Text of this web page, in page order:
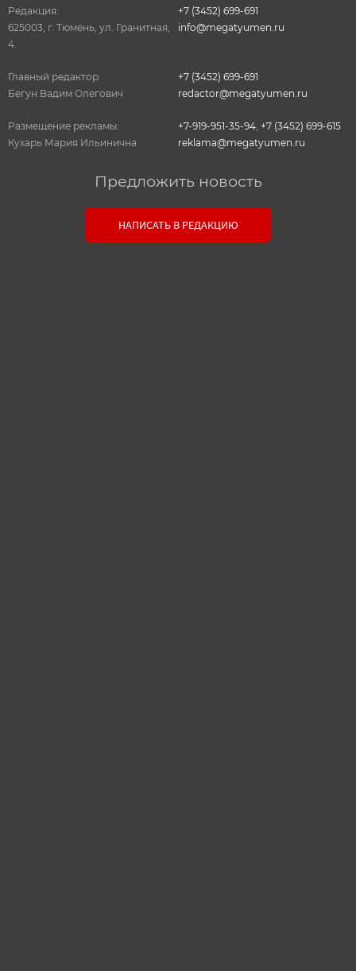
Редакция:
625003, г. Тюмень, ул. Гранитная,
4.
+7 (3452) 699-691
info@megatyumen.ru
Главный редактор:
Бегун Вадим Олегович
+7 (3452) 699-691
redactor@megatyumen.ru
Размещение рекламы:
Кухарь Мария Ильинична
+7-919-951-35-94 +7 (3452) 699-615
reklama@megatyumen.ru
Предложить новость
НАПИСАТЬ В РЕДАКЦИЮ
Связь с редакцией
Оставьте свои настоящие контактные данные,